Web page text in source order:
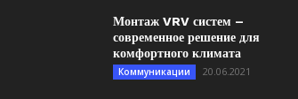
Монтаж VRV систем –
современное решение для
комфортного климата
Коммуникации 20.06.2021